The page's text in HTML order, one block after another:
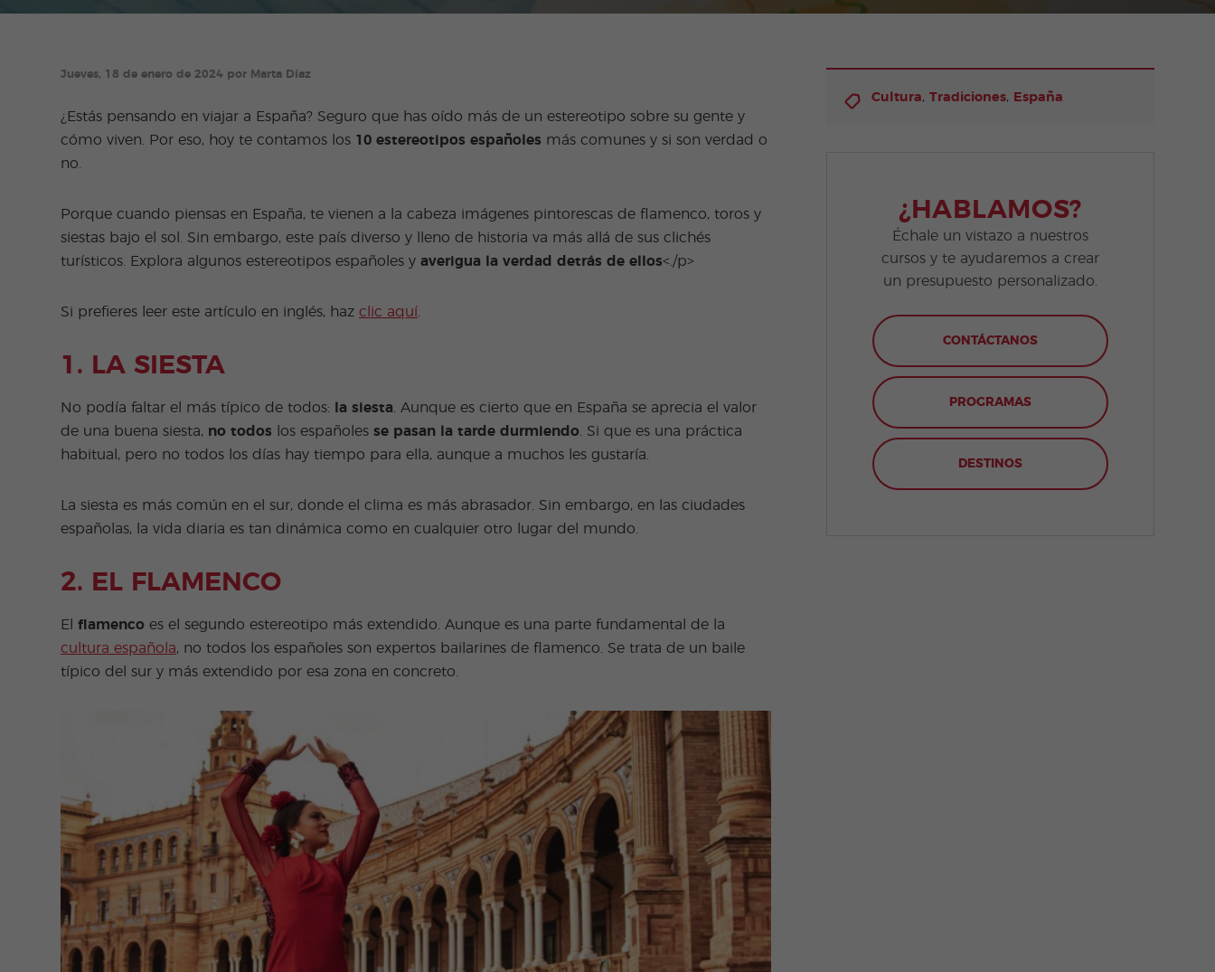
Jueves, 18 de enero de 2024 por Marta Díaz
¿Estás pensando en viajar a España? Seguro que has oído más de un estereotipo sobre su gente y
cómo viven. Por eso, hoy te contamos los 10 estereotipos españoles más comunes y si son verdad o
no.
Porque cuando piensas en España, te vienen a la cabeza imágenes pintorescas de flamenco, toros y
siestas bajo el sol. Sin embargo, este país diverso y lleno de historia va más allá de sus clichés
turísticos. Explora algunos estereotipos españoles yaverigua la verdad detrás de ellos<./p>
Si prefieres leer este artículo en inglés, hazclic aquí
1. LA SIESTA
No podía faltar el más típico de todos: la siesta . Aunque es cierto que en España se aprecia el valor
de una buena siesta, no todos los españoles se pasan la tarde durmiendo . Si que es una práctica
habitual, pero no todos los días hay tiempo para ella, aunque a muchos les gustaría.
La siesta es más común en el sur, donde el clima es más abrasador. Sin embargo, en las ciudades
españolas, la vida diaria es tan dinámica como en cualquier otro lugar del mundo.
2. EL FLAMENCO
Elflamenco es el segundo estereotipo más extendido. Aunque es una parte fundamental de la
cultura española, no todos los españoles son expertos bailarines de flamenco. Se trata de un baile
típico del sur y más extendido por esa zona en concreto.
Cultura, Tradiciones, España
¿HABLAMOS?
Échale un vistazo a nuestros
cursos y te ayudaremos a crear
un presupuesto personalizado.
CONTÁCTANOS
PROGRAMAS
DESTINOS